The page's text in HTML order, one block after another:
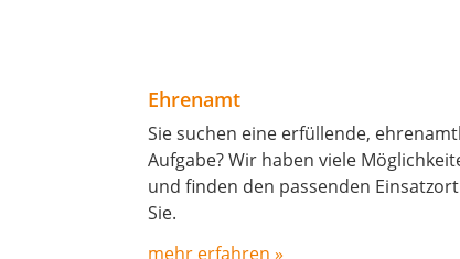
Ehrenamt
Sie suchen eine erfüllende,
Aufgabe? Wir haben viele
und finden den passenden
Sie.
mehr erfahren »